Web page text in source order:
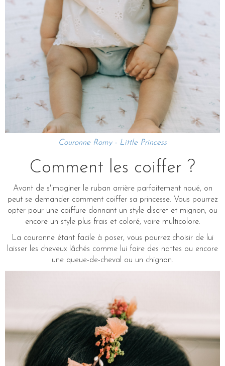
Couronne Romy - Little Princess
Comment les coiffer ?
Avant de s'imaginer le ruban arrière parfaitement noué, on
peut se demander comment coiffer sa princesse. Vous pourrez
opter pour une coiffure donnant un style discret et mignon, ou
encore un style plus frais et coloré, voire multicolore.
La couronne étant facile à poser, vous pourrez choisir de lui
laisser les cheveux lâchés comme lui faire des nattes ou encore
une queue-de-cheval ou un chignon.